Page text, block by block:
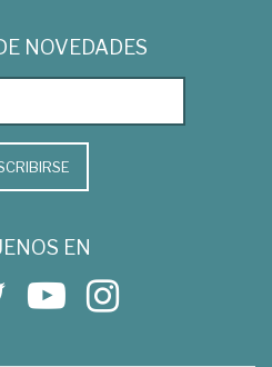
NOVEDADES
EN